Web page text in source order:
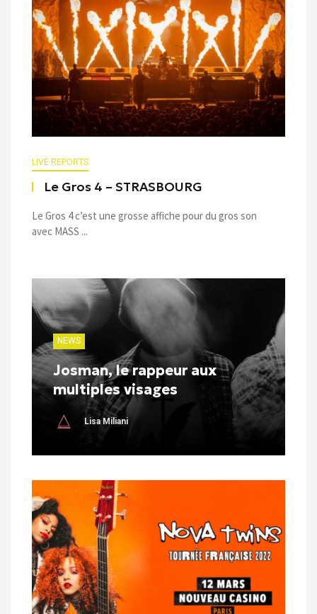
LIVE REPORTS
Le Gros 4 – STRASBOURG
Le Gros 4 c’est une grosse affiche pour du gros son
avec MASS ...
NEWS
Josman, le rappeur aux
multiples visages
Lisa Miliani